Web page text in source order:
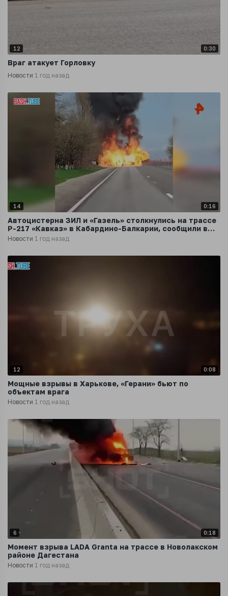
12 0:30
Враг атакует Горловку
Новости 1 год назад
14 0:16
Автоцистерна ЗИЛ и «Газель» столкнулись на трассе
Р-217 «Кавказ» в Кабардино-Балкарии, сообщили в
МВД региона
Новости 1 год назад
12 0:08
Мощные взрывы в Харькове, «Герани» бьют по
объектам врага
Новости 1 год назад
6 0:18
Момент взрыва LADA Granta на трассе в Новолакском
районе Дагестана
Новости 1 год назад